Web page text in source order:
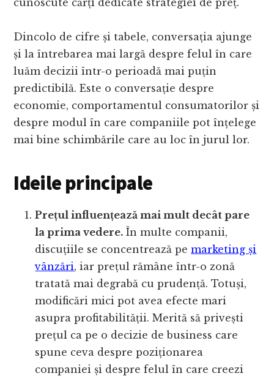
Dincolo de cifre și tabele, conversația ajunge
și la întrebarea mai largă despre felul în care
luăm decizii într-o perioadă mai puțin
predictibilă. Este o conversație despre
economie, comportamentul consumatorilor și
despre modul în care companiile pot înțelege
mai bine schimbările care au loc în jurul lor.
Ideile principale
Prețul influențează mai mult decât pare
la prima vedere. În multe companii,
discuțiile se concentrează pemarketing și
vânzări, iar prețul rămâne într-o zonă
tratată mai degrabă cu prudență. Totuși,
modificări mici pot avea efecte mari
asupra profitabilității. Merită să privești
prețul ca pe o decizie de business care
spune ceva despre poziționarea
companiei și despre felul în care creezi